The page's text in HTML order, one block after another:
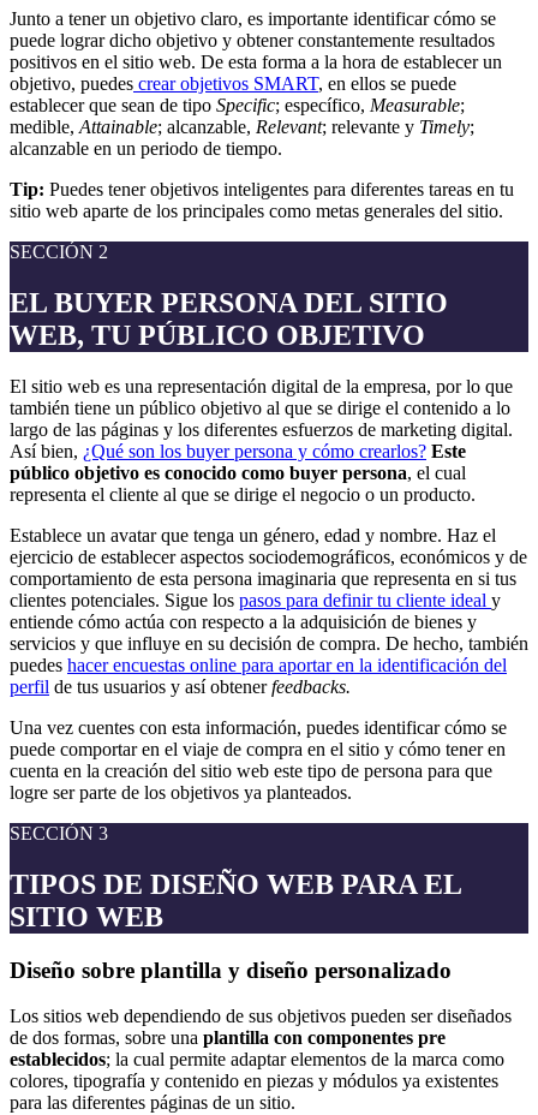
Junto a tener un objetivo claro, es importante identificar cómo se
puede lograr dicho objetivo y obtener constantemente resultados
positivos en el sitio web. De esta forma a la hora de establecer un
objetivo, puedes crear objetivos SMART, en ellos se puede
establecer que sean de tipo Specific; específico, Measurable;
medible, Attainable; alcanzable, Relevant; relevante y Timely;
alcanzable en un periodo de tiempo.
Tip: Puedes tener objetivos inteligentes para diferentes tareas en tu
sitio web aparte de los principales como metas generales del sitio.
SECCIÓN 2
EL BUYER PERSONA DEL SITIO
WEB, TU PÚBLICO OBJETIVO
El sitio web es una representación digital de la empresa, por lo que
también tiene un público objetivo al que se dirige el contenido a lo
largo de las páginas y los diferentes esfuerzos de marketing digital.
Así bien, ¿Qué son los buyer persona y cómo crearlos? Este
público objetivo es conocido como buyer persona, el cual
representa el cliente al que se dirige el negocio o un producto.
Establece un avatar que tenga un género, edad y nombre. Haz el
ejercicio de establecer aspectos sociodemográficos, económicos y de
comportamiento de esta persona imaginaria que representa en si tus
clientes potenciales. Sigue los pasos para definir tu cliente ideal y
entiende cómo actúa con respecto a la adquisición de bienes y
servicios y que influye en su decisión de compra. De hecho, también
puedes hacer encuestas online para aportar en la identificación del
perfil de tus usuarios y así obtenerfeedbacks.
Una vez cuentes con esta información, puedes identificar cómo se
puede comportar en el viaje de compra en el sitio y cómo tener en
cuenta en la creación del sitio web este tipo de persona para que
logre ser parte de los objetivos ya planteados.
SECCIÓN 3
TIPOS DE DISEÑO WEB PARA EL
SITIO WEB
Diseño sobre plantilla y diseño personalizado
Los sitios web dependiendo de sus objetivos pueden ser diseñados
de dos formas, sobre una plantilla con componentes pre
establecidos; la cual permite adaptar elementos de la marca como
colores, tipografía y contenido en piezas y módulos ya existentes
para las diferentes páginas de un sitio.